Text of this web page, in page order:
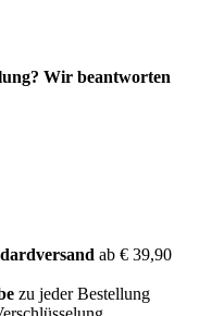
Wir beantworten
ab € 39,90
zu jeder Bestellung